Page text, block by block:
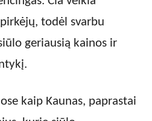
todėl svarbu
geriausią kainos ir
kaip Kaunas, paprastai